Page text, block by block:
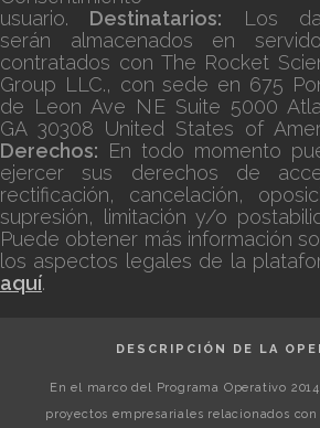
usuario. Destinatarios: Los
serán almacenados en
contratados con The Rocket
Group LLC., con sede en 675
de Leon Ave NE Suite 5000
GA 30308 United States of
Derechos: En todo momento
ejercer sus derechos de
rectificación, cancelación,
supresión, limitación y/o
Puede obtener más información
los aspectos legales de la
aquí.
DESCRIPCIÓN DE LA
En el marco del Programa Operativo
proyectos empresariales relacionados